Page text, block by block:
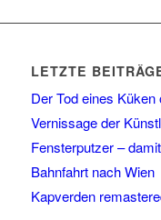
LETZTE
Der Tod eines Küken
Vernissage der
Fensterputzer –
Bahnfahrt nach Wien
Kapverden